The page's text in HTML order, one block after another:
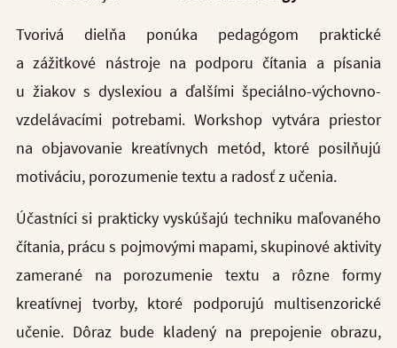
Tvorivá dielňa ponúka pedagógom praktické
a zážitkové nástroje na podporu čítania a písania
u žiakov s dyslexiou a ďalšími špeciálno-výchovno-
vzdelávacími potrebami. Workshop vytvára priestor
na objavovanie kreatívnych metód, ktoré posilňujú
motiváciu, porozumenie textu a radosť z učenia.
Účastníci si prakticky vyskúšajú techniku maľovaného
čítania, prácu s pojmovými mapami, skupinové aktivity
zamerané na porozumenie textu a rôzne formy
kreatívnej tvorby, ktoré podporujú multisenzorické
učenie. Dôraz bude kladený na prepojenie obrazu,